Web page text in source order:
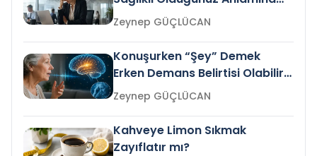
Gelir mi?Zeynep GÜÇLÜCAN
Konuşurken “Şey” Demek
Erken Demans Belirtisi Olabilir
mi?
Zeynep GÜÇLÜCAN
Kahveye Limon Sıkmak
Zayıflatır mı?